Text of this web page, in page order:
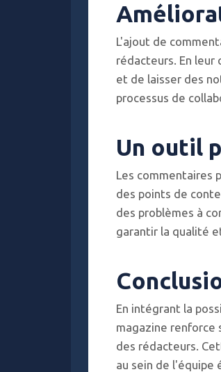
L'ajout de
rédacteurs. En
et de laisser des
processus de
Un outil
Les commentaires
des points de
des problèmes à
garantir la qualité
En intégrant la
magazine renforce
des rédacteurs.
au sein de l'équipe